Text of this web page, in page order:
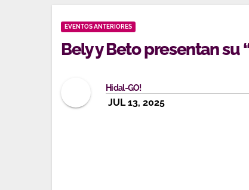
EVENTOS ANTERIORES
Bely y Beto presentan su
Hidal-GO!
JUL 13, 2025